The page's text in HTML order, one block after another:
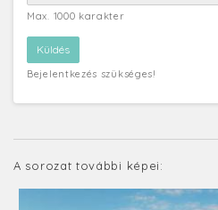
Max. 1000 karakter
Bejelentkezés szükséges!
A sorozat további képei: